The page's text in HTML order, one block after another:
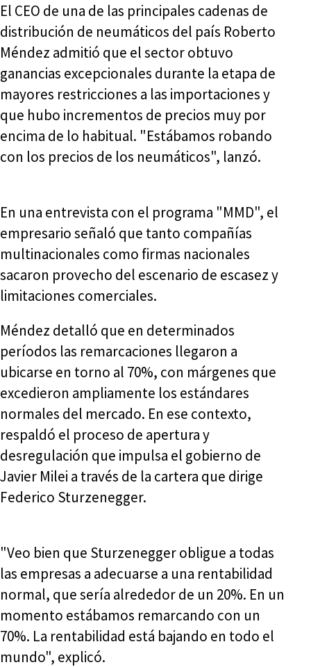
El CEO de una de las principales cadenas de
distribución de neumáticos del país Roberto
Méndez admitió que el sector obtuvo
ganancias excepcionales durante la etapa de
mayores restricciones a las importaciones y
que hubo incrementos de precios muy por
encima de lo habitual. "Estábamos robando
con los precios de los neumáticos", lanzó.
En una entrevista con el programa "MMD", el
empresario señaló que tanto compañías
multinacionales como firmas nacionales
sacaron provecho del escenario de escasez y
limitaciones comerciales.
Méndez detalló que en determinados
períodos las remarcaciones llegaron a
ubicarse en torno al 70%, con márgenes que
excedieron ampliamente los estándares
normales del mercado. En ese contexto,
respaldó el proceso de apertura y
desregulación que impulsa el gobierno de
Javier Milei a través de la cartera que dirige
Federico Sturzenegger.
"Veo bien que Sturzenegger obligue a todas
las empresas a adecuarse a una rentabilidad
normal, que sería alrededor de un 20%. En un
momento estábamos remarcando con un
70%. La rentabilidad está bajando en todo el
mundo", explicó.